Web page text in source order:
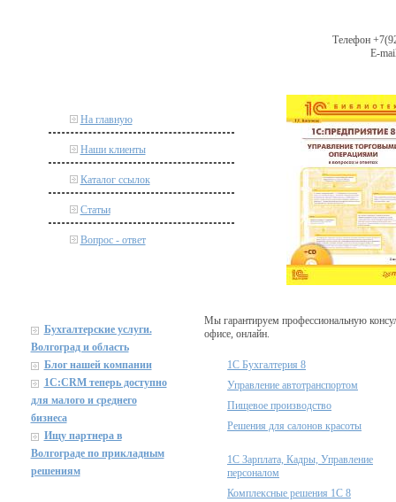
Телефон
E-
На главную
Наши клиенты
Каталог ссылок
Статьи
Вопрос - ответ
Бухгалтерские услуги.
Волгоград и область
Блог нашей компании
1C:CRM теперь доступно
для малого и среднего
бизнеса
Ищу партнера в
Волгограде по прикладным
решениям
Мы гарантируем профессиональную
офисе, онлайн.
1С Бухгалтерия 8
Управление автотранспортом
Пищевое производство
Решения для салонов красоты
1С Зарплата, Кадры, Управление
персоналом
Комплексные решения 1С 8